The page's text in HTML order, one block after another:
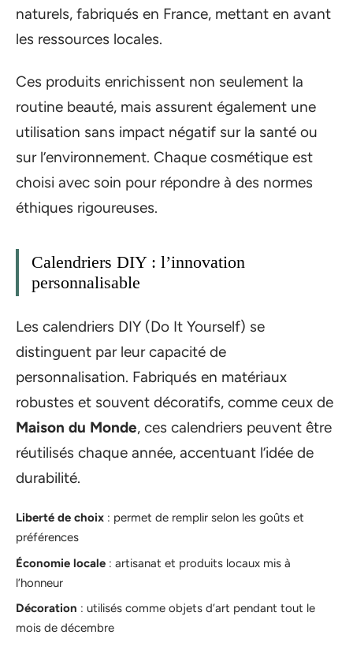
naturels, fabriqués en France, mettant en avant
les ressources locales.
Ces produits enrichissent non seulement la
routine beauté, mais assurent également une
utilisation sans impact négatif sur la santé ou
sur l’environnement. Chaque cosmétique est
choisi avec soin pour répondre à des normes
éthiques rigoureuses.
Calendriers DIY : l’innovation
personnalisable
Les calendriers DIY (Do It Yourself) se
distinguent par leur capacité de
personnalisation. Fabriqués en matériaux
robustes et souvent décoratifs, comme ceux de
Maison du Monde, ces calendriers peuvent être
réutilisés chaque année, accentuant l’idée de
durabilité.
Liberté de choix : permet de remplir selon les goûts et
préférences
Économie locale : artisanat et produits locaux mis à
l’honneur
Décoration : utilisés comme objets d’art pendant tout le
mois de décembre